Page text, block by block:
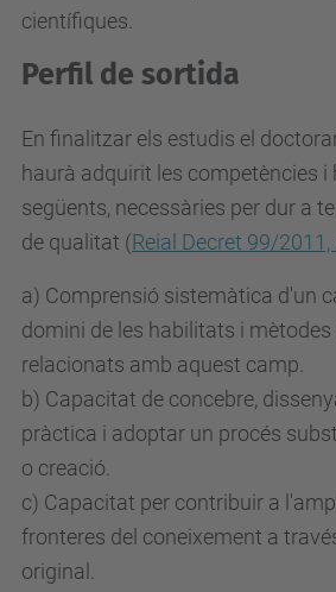
científiques.
Perfil de sortida
En finalitzar els estudis el
haurà adquirit les competències i
següents, necessàries per dur a
de qualitat (Reial Decret 99/2011,
a) Comprensió sistemàtica d'un
domini de les habilitats i mètodes
relacionats amb aquest camp.
b) Capacitat de concebre,
pràctica i adoptar un procés
o creació.
c) Capacitat per contribuir a
fronteres del coneixement a
original.